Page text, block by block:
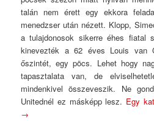
talán nem érett egy ekkora
menedzser után nézett. Klopp,
a tulajdonosok sikerre éhes fiatal
kinevezték a 62 éves Louis van
őszintét, egy pöcs. Lehet hogy
tapasztalata van, de
mindenkivel összeveszik. Ne
Unitednél ez másképp lesz. Egy
→